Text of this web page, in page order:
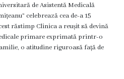
de Asistentă Medicală
celebrează cea de-a 15
răstimp Clinica a reușit să devină
primare exprimată printr-o
o atitudine riguroasă față de